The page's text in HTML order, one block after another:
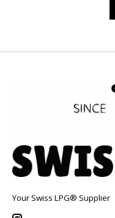
Your Swiss LPG® Supplier